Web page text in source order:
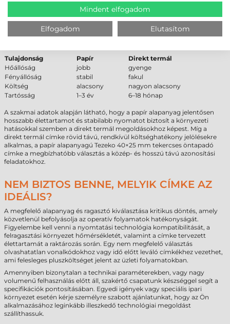
Műanyag
5–10 év
PAPÍR VS DIREKT TERMÁL – SZAKMAI
ÖSSZEHASONLÍTÁS
Tulajdonság Papír
Direkt termál
Hőállóság
jobb
gyenge
Fényállóság
stabil
fakul
Költség
alacsony
nagyon alacsony
Tartósság
1–3 év 6–18 hónap
A szakmai adatok alapján látható, hogy a papír alapanyag jelentősen
hosszabb élettartamot és stabilabb nyomatot biztosít a környezeti
hatásokkal szemben a direkt termál megoldásokhoz képest. Míg a
direkt termál címke rövid távú, rendkívül költséghatékony jelölésekre
alkalmas, a papír alapanyagú Tezeko 40×25 mm tekercses öntapadó
címke a megbízhatóbb választás a közép- és hosszú távú azonosítási
feladatokhoz.
NEM BIZTOS BENNE, MELYIK CÍMKE AZ
IDEÁLIS?
A megfelelő alapanyag és ragasztó kiválasztása kritikus döntés, amely
közvetlenül befolyásolja az operatív folyamatok hatékonyságát.
Figyelembe kell venni a nyomtatási technológia kompatibilitását, a
felragasztási környezet hőmérsékletét, valamint a címke tervezett
élettartamát a raktározás során. Egy nem megfelelő választás
olvashatatlan vonalkódokhoz vagy idő előtt leváló címkékhez vezethet,
ami felesleges pluszköltséget jelent az üzleti folyamatokban.
Amennyiben bizonytalan a technikai paraméterekben, vagy nagy
volumenű felhasználás előtt áll, szakértő csapatunk készséggel segít a
specifikációk pontosításában. Egyedi igények vagy speciális ipari
környezet esetén kérje személyre szabott ajánlatunkat, hogy az Ön
alkalmazásához leginkább illeszkedő technológiai megoldást
szállíthassuk.
Mindent elfogadom
Elfogadom Elutasítom